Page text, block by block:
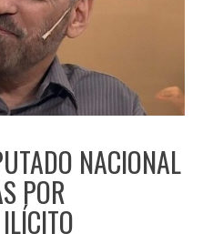
NACIONAL
POR